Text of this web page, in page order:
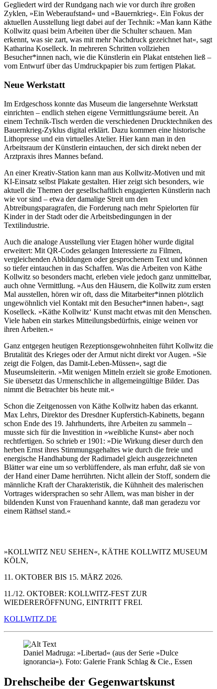
Gegliedert wird der Rundgang nach wie vor durch ihre großen
Zyklen, »Ein Weberaufstand« und »Bauernkrieg«. Ein Fokus der
aktuellen Ausstellung liegt dabei auf der Technik: »Man kann Käthe
Kollwitz quasi beim Arbeiten über die Schulter schauen. Man
erkennt, was sie zart, was mit mehr Nachdruck gezeichnet hat«, sagt
Katharina Koselleck. In mehreren Schritten vollziehen
Besucher*innen nach, wie die Künstlerin ein Plakat entstehen ließ –
vom Entwurf über das Umdruckpapier bis zum fertigen Plakat.
Neue Werkstatt
Im Erdgeschoss konnte das Museum die langersehnte Werkstatt
einrichten – endlich stehen eigene Vermittlungsräume bereit. An
einem Technik-Tisch werden die verschiedenen Drucktechniken des
Bauernkrieg-Zyklus digital erklärt. Dazu kommen eine historische
Lithopresse und ein virtuelles Atelier. Hier kann man in den
Arbeitsraum der Künstlerin eintauchen, der sich direkt neben der
Arztpraxis ihres Mannes befand.
An einer Kreativ-Station kann man aus Kollwitz-Motiven und mit
KI-Einsatz selbst Plakate gestalten. Hier zeigt sich besonders, wie
aktuell die Themen der gesellschaftlich engagierten Künstlerin nach
wie vor sind – etwa der damalige Streit um den
Abtreibungsparagrafen, die Forderung nach mehr Spielorten für
Kinder in der Stadt oder die Arbeitsbedingungen in der
Textilindustrie.
Auch die analoge Ausstellung vier Etagen höher wurde digital
erweitert: Mit QR-Codes gelangen Interessierte zu Filmen,
vergleichenden Abbildungen oder gesprochenem Text und können
so tiefer eintauchen in das Schaffen. Was die Arbeiten von Käthe
Kollwitz so besonders macht, erleben viele jedoch ganz unmittelbar,
auch ohne Vermittlung. »Aus den Häusern, die Kollwitz zum ersten
Mal ausstellen, hören wir oft, dass die Mitarbeiter*innen plötzlich
ungewöhnlich viel Kontakt mit den Besucher*innen haben«, sagt
Koselleck. »Käthe Kollwitz‘ Kunst macht etwas mit den Menschen.
Viele haben ein starkes Mitteilungsbedürfnis, einige weinen vor
ihren Arbeiten.«
Ganz entgegen heutigen Rezeptionsgewohnheiten führt Kollwitz die
Brutalität des Krieges oder der Armut nicht direkt vor Augen. »Sie
zeigt die Folgen, das Damit-Leben-Müssen«, sagt die
Museumsleiterin. »Mit wenigen Mitteln erzielt sie große Emotionen.
Sie übersetzt das Urmenschliche in allgemeingültige Bilder. Das
nimmt die Betrachter bis heute mit.«
Schon die Zeitgenossen von Käthe Kollwitz haben das erkannt.
Max Lehrs, Direktor des Dresdner Kupferstich-Kabinetts, begann
schon Ende des 19. Jahrhunderts, ihre Arbeiten zu sammeln –
musste sich für die Investition in »weibliche Kunst« aber noch
rechtfertigen. So schrieb er 1901: »Die Wirkung dieser durch den
herben Ernst ihres Stimmungsgehaltes wie durch die freie und
energische Handhabung der Radirnadel gleich ausgezeichneten
Blätter war eine um so verblüffendere, als man erfuhr, daß sie von
der Hand einer Dame herrührten. Nicht allein der Stoff, sondern die
männliche Kraft der Charakteristik, die Kühnheit des malerischen
Vortrages widersprachen so sehr Allem, was man bisher in der
bildenden Kunst von Frauenhand kannte, daß man geradezu vor
einem Räthsel stand.«
»KOLLWITZ NEU SEHEN«, KÄTHE KOLLWITZ MUSEUM
KÖLN,
11. OKTOBER BIS 15. MÄRZ 2026.
11./12. OKTOBER: KOLLWITZ-FEST ZUR
WIEDERERÖFFNUNG, EINTRITT FREI.
KOLLWITZ.DE
Daniel Madruga: »Libertad« (aus der Serie »Dulce
ignorancia«). Foto: Galerie Frank Schlag & Cie., Essen
Drehscheibe der Gegenwartskunst